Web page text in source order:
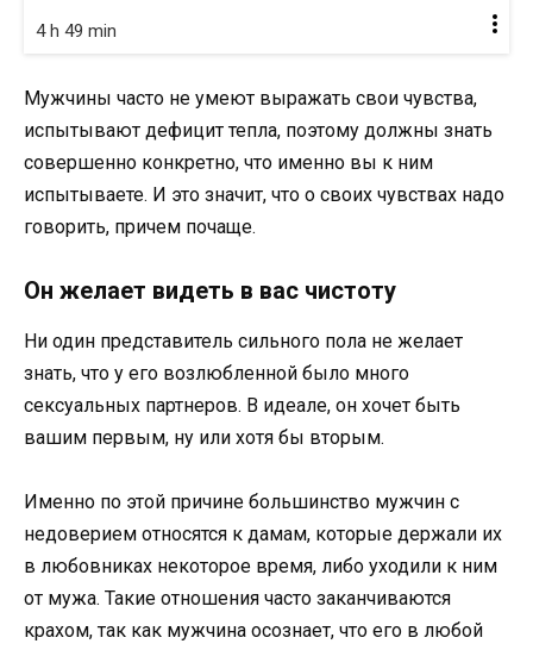
4 h 49 min
Мужчины часто не умеют выражать свои чувства,
испытывают дефицит тепла, поэтому должны знать
совершенно конкретно, что именно вы к ним
испытываете. И это значит, что о своих чувствах надо
говорить, причем почаще.
Он желает видеть в вас чистоту
Ни один представитель сильного пола не желает
знать, что у его возлюбленной было много
сексуальных партнеров. В идеале, он хочет быть
вашим первым, ну или хотя бы вторым.
Именно по этой причине большинство мужчин с
недоверием относятся к дамам, которые держали их
в любовниках некоторое время, либо уходили к ним
от мужа. Такие отношения часто заканчиваются
крахом, так как мужчина осознает, что его в любой